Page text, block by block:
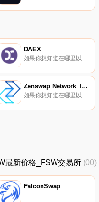
DAEX
Zenswap Network Token
如果你想知道在哪里以当前价格购买Zenswap Network Token,目前交易{Zenswap Network Token]股票的顶级加密货币交易所是Mercatox。您可以在我们的加密货币交易所页面上找到其他列表.
最新价格_FSW交易所 (00)
FalconSwap